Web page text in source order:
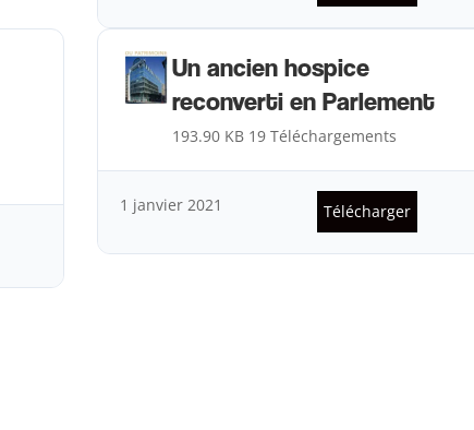
Un ancien hospice
reconverti en Parlement
193.90 KB 19 Téléchargements
1 janvier 2021 Télécharger